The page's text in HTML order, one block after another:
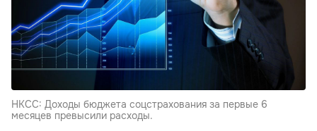
НКСС: Доходы бюджета соцстрахования за первые 6
месяцев превысили расходы.